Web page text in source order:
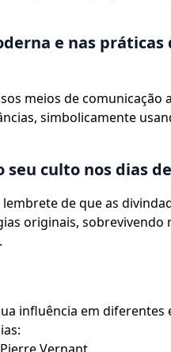
e nas práticas
meios de comunicação
simbolicamente
seu culto nos dias
de que as
originais, sobrevivendo
influência em diferentes